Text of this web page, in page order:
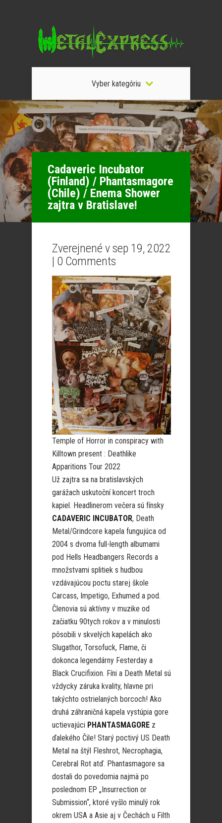
Vyber kategóriu
Cadaveric Incubator
(Finland) / Phantasmagore
(Chile) / Enema Shower
zajtra v Bratislave!
Zverejnené v sep 19, 2022
| 0 Comments
Temple of Horror in conspiracy with
Killtown present : Deathlike
Apparitions Tour 2022
Už zajtra sa na bratislavských
garážach uskutoční koncert troch
kapiel. Headlinerom večera sú fínsky
CADAVERIC INCUBATOR, Death
Metal/Grindcore kapela fungujúca od
2004 s dvoma full-length albumami
pod Hells Headbangers Records a
množstvami splitiek s hudbou
vzdávajúcou poctu starej škole
Carcass, Impetigo, Exhumed a pod.
Členovia sú aktívny v muzike od
začiatku 90tych rokov a v minulosti
pôsobili v skvelých kapelách ako
Slugathor, Torsofuck, Flame, či
dokonca legendárny Festerday a
Black Crucifixion. Fíni a Death Metal sú
vždycky záruka kvality, hlavne pri
takýchto ostrielaných borcoch! Ako
druhá záhraničná kapela vystúpia gore
uctievajúci PHANTASMAGORE z
ďalekého Čile! Starý poctivý US Death
Metal na štýl Fleshrot, Necrophagia,
Cerebral Rot atď. Phantasmagore sa
dostali do povedomia najmä po
poslednom EP „Insurrection or
Submission“, ktoré vyšlo minulý rok
okrem USA a Asie aj v Čechách u Filth